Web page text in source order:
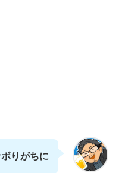
りがちに